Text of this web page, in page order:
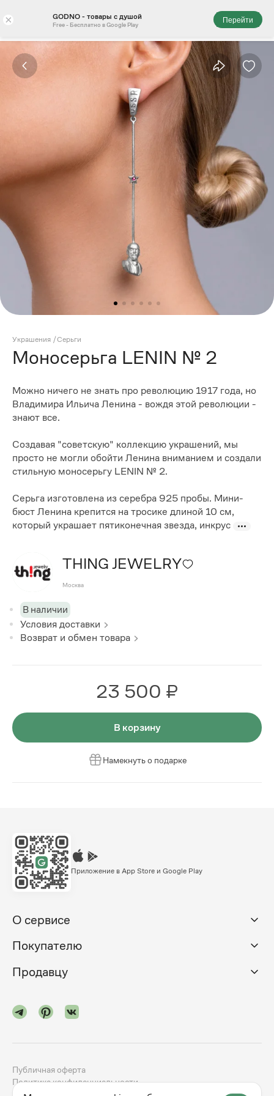
× GODNO - товары с душой
Free - Бесплатно в Google Play
Перейти
Украшения /Серьги
Моносерьга LENIN № 2
Можно ничего не знать про революцию 1917 года, но
Владимира Ильича Ленина - вождя этой революции -
знают все.
Создавая "советскую" коллекцию украшений, мы
просто не могли обойти Ленина вниманием и создали
стильную моносерьгу LENIN № 2.
Серьга изготовлена из серебра 925 пробы. Мини-
бюст Ленина крепится на тросике длиной 10 см,
который украшает пятиконечная звезда, инкрус
THING JEWELRY
Москва
В наличии
Условия доставки
Возврат и обмен товара
23 500 ₽
В корзину
Намекнуть о подарке
Приложение в App Store и Google Play
О сервисе
Покупателю
Продавцу
Публичная оферта
Политика конфиденциальности